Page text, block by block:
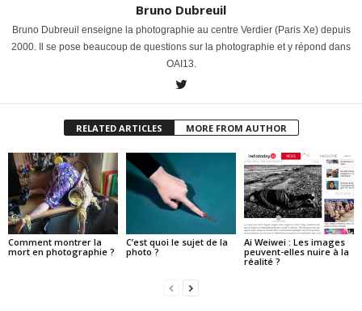
Bruno Dubreuil
Bruno Dubreuil enseigne la photographie au centre Verdier (Paris Xe) depuis
2000. Il se pose beaucoup de questions sur la photographie et y répond dans
OAI13.
RELATED ARTICLES MORE FROM AUTHOR
Comment montrer la
mort en photographie ?
C’est quoi le sujet de la
photo ?
Ai Weiwei : Les images
peuvent-elles nuire à la
réalité ?